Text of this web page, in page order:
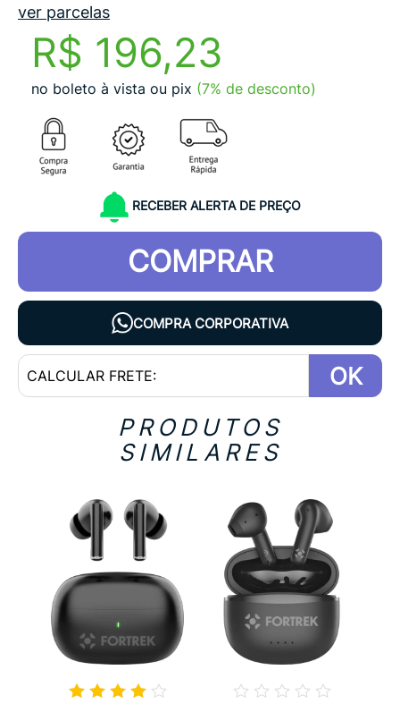
ver parcelas
R$ 196,23
no boleto à vista ou pix (7% de desconto)
RECEBER ALERTA DE PREÇO
COMPRAR
COMPRA CORPORATIVA
OK
PRODUTOS
SIMILARES